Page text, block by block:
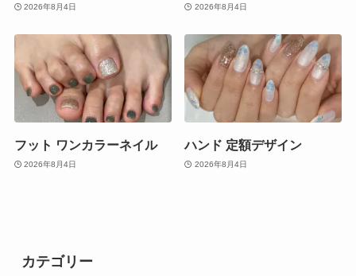
2026年8月4日 2026年8月4日
フット ワンカラーネイル
2026年8月4日
ハンド 定額デザイン
2026年8月4日
カテゴリー